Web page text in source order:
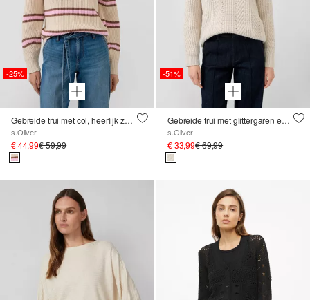
-25%
Gebreide trui met col, heerlijk zacht en warm
s.Oliver
€ 44,99€ 59,99
-51%
Gebreide trui met glittergaren en paillettendetails
s.Oliver
€ 33,99€ 69,99